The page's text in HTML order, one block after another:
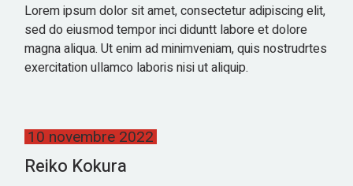
Lorem ipsum dolor sit amet, consectetur adipiscing elit,
sed do eiusmod tempor inci diduntt labore et dolore
magna aliqua. Ut enim ad minimveniam, quis nostrudrtes
exercitation ullamco laboris nisi ut aliquip.
10 novembre 2022
Reiko Kokura